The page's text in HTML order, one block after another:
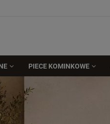
PIECE KOMINKOWE